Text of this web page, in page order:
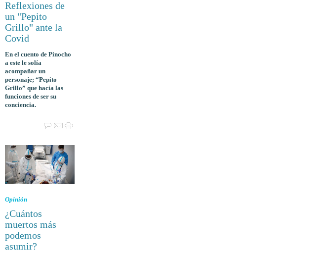
Reflexiones de
un "Pepito
Grillo" ante la
Covid
En el cuento de Pinocho
a este le solía
acompañar un
personaje; “Pepito
Grillo” que hacía las
funciones de ser su
conciencia.
Opinión
¿Cuántos
muertos más
podemos
asumir?